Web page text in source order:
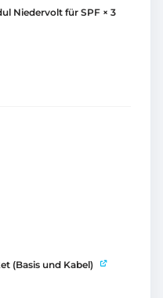
Niedervolt für SPF × 3
(Basis und Kabel)